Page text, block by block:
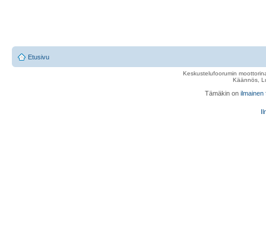
Etusivu
Keskustelufoorumin
Käännös,
Tämäkin on ilmainen